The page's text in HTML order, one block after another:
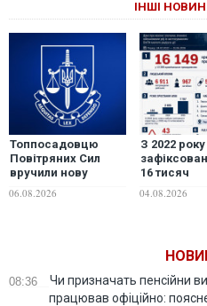
ІНШІ
Топпосадовцю
Повітряних Сил
вручили нову
06.08.2026
З 2022 року
16 тисяч
04.08.2026
08:36
Чи призначать пенсійни
працював офіційно: